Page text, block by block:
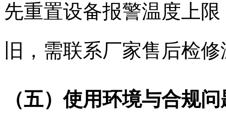
先重置设备报警温度上
旧，需联系厂家售后检
（五）使用环境与合规问